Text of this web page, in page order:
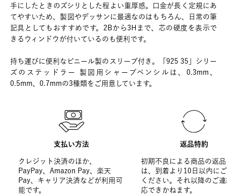
手にしたときのズシリとした程よい重厚感。口金が長く定規にあ
てやすいため、製図やデッサンに最適なのはもちろん、日常の筆
記具としてもおすすめです。2Bから3Hまで、芯の硬度を表示で
きるウィンドウが付いているのも便利です。
持ち運びに便利なビニール製のスリーブ付き。「925 35」シリー
ズのステッドラー 製図用シャープペンシルは、0.3mm、
0.5mm、0.7mmの3種類をご用意しています。
支払い方法
クレジット決済のほか、
PayPay、Amazon Pay、楽天
Pay、キャリア決済などが利用可
能です。
返品特約
初期不良による商品の返
は、到着より10日以内に
ください。それ以降のご
応できかねます。